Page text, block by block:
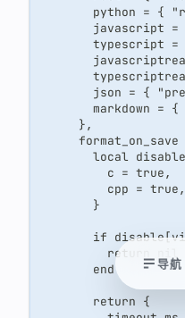
python = {
javascript =
typescript =
json = {
markdown = {
      },
format_on_save
local
          c = true,
          cpp = true,
        }
if
          return nil
        end
        return {
导航